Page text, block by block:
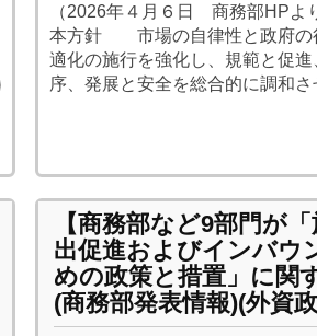
日
中
投
構
(
j
c
i
（2026年４月６日 商務部HPよ
本方針 市場の自律性と政府の
適化の施行を強化し、規範と促
序、発展と安全を総合的に調和
【商務部など9部門が
出促進およびインバウ
めの政策と措置」に関
(商務部発表情報)(外資